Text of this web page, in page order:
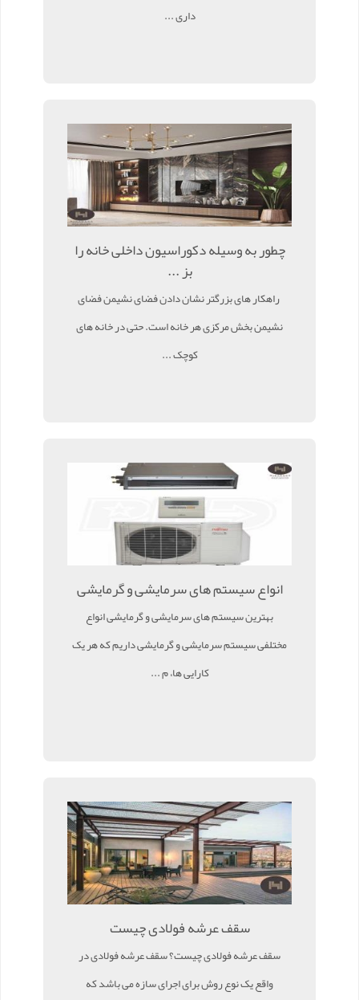
داری ...
چطور به وسیله دکوراسیون داخلی خانه را
بز ...
راهکار های بزرگتر نشان دادن فضای نشیمن فضای
نشیمن بخش مرکزی هر خانه است. حتی در خانه های
کوچک ...
انواع سیستم های سرمایشی و گرمایشی
بهترین سیستم های سرمایشی و گرمایشی انواع
مختلفی سیستم سرمایشی و گرمایشی داریم که هر یک
کارایی ها، م ...
سقف عرشه فولادی چیست
سقف عرشه فولادی چیست؟ سقف عرشه فولادی در
واقع یک نوع روش برای اجرای سازه می باشد که